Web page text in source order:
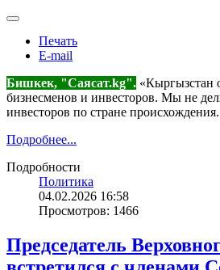
Печать
E-mail
Бишкек, "Саясат.kg". «Кыргызстан
бизнесменов и инвесторов. Мы не
инвесторов по стране происхождения.
Подробнее...
Подробности
Политика
04.02.2026 16:58
Просмотров: 1466
Председатель